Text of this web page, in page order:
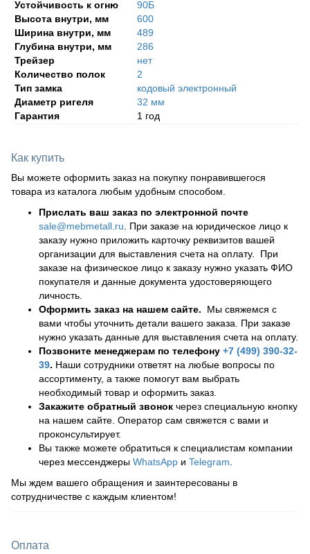
Устойчивость к огню
90Б
Высота внутри, мм
600
Ширина внутри, мм
489
Глубина внутри, мм
286
Трейзер
нет
Количество полок
2
Тип замка
кодовый электронный
Диаметр ригеля
32 мм
Гарантия
1 год
Как купить
Вы можете оформить заказ на покупку понравившегося
товара из каталога любым удобным способом.
Прислать ваш заказ по электронной почте
sale@mebmetall.ru . При заказе на юридическое лицо к
заказу нужно приложить карточку реквизитов вашей
организации для выставления счета на оплату. При
заказе на физическое лицо к заказу нужно указать ФИО
покупателя и данные документа удостоверяющего
личность.
Оформить заказ на нашем сайте. Мы свяжемся с
вами чтобы уточнить детали вашего заказа. При заказе
нужно указать данные для выставления счета на оплату.
Позвоните менеджерам по телефону +7 (499) 390-32-
39. Наши сотрудники ответят на любые вопросы по
ассортименту, а также помогут вам выбрать
необходимый товар и оформить заказ.
Закажите обратный звонок через специальную кнопку
на нашем сайте. Оператор сам свяжется с вами и
проконсультирует.
Вы также можете обратиться к специалистам компании
через мессенджеры WhatsApp и Telegram
Мы ждем вашего обращения и заинтересованы в
сотрудничестве с каждым клиентом!
Оплата